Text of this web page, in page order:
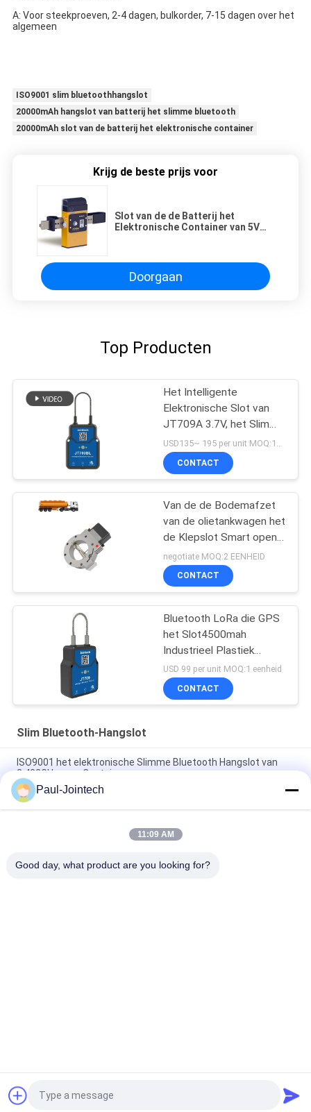
A: Voor steekproeven, 2-4 dagen, bulkorder, 7-15 dagen over het
algemeen
ISO9001 slim bluetoothhangslot
20000mAh hangslot van batterij het slimme bluetooth
20000mAh slot van de batterij het elektronische container
Krijg de beste prijs voor
Slot van de de Batterij het
Elektronische Container van 5V
Doorgaan
Top Producten
Het Intelligente
Elektronische Slot van
JT709A 3.7V, het Slimme
Hangslot van 4500mAh
Bluetooth
CONTACT
Van de de Bodemafzet
van de olietankwagen het
de Klepslot Smart opent
met CEI ex certificatie
negotiate MOQ:2 EENHEID
CONTACT
Bluetooth LoRa die GPS
het Slot4500mah
Industrieel Plastiek
volgen van de
Hangslotklep
USD 99 per unit MOQ:1 eenheid
CONTACT
Slim Bluetooth-Hangslot
ISO9001 het elektronische Slimme Bluetooth Hangslot van
2.402GHz voor Container
Het elektronische Slimme Bluetooth Hangslot van 3G met
20000mAh-Batterij
Ce Goedgekeurd Schokbestendig de Drijversslot van Mini
Vraag een offerte aan
Paul-Jointech
11:09 AM
Good day, what product are you looking for?